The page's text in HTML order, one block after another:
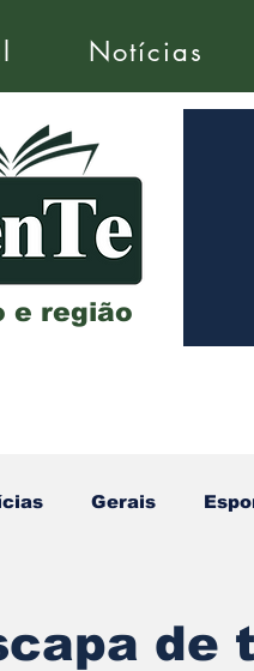
Notícias
e região
Gerais
de